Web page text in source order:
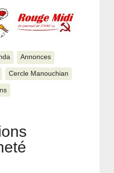
Annonces
Cercle Manouchian